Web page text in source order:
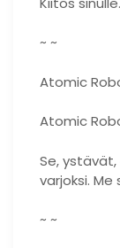
~ ~
Atomic
Atomic
Se,
varjoksi.
~ ~